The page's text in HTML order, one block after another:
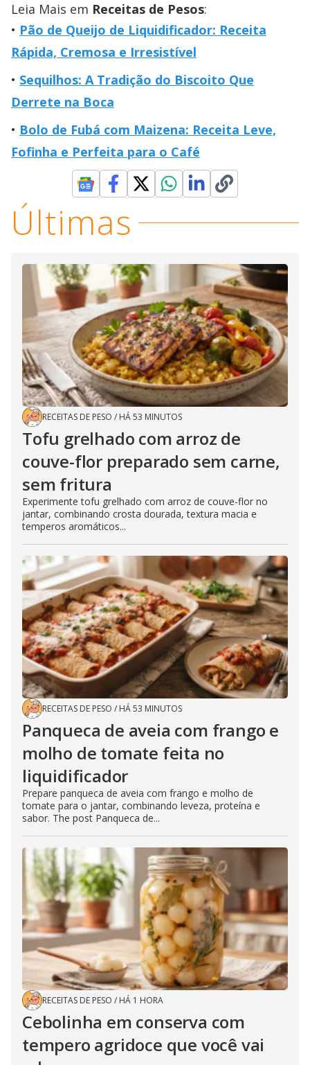
Leia Mais em Receitas de Pesos:
Pão de Queijo de Liquidificador: Receita
Rápida, Cremosa e Irresistível
Sequilhos: A Tradição do Biscoito Que
Derrete na Boca
Bolo de Fubá com Maizena: Receita Leve,
Fofinha e Perfeita para o Café
Últimas
RECEITAS DE PESO / HÁ 53 MINUTOS
Tofu grelhado com arroz de
couve-flor preparado sem carne,
sem fritura
Experimente tofu grelhado com arroz de couve-flor no
jantar, combinando crosta dourada, textura macia e
temperos aromáticos...
RECEITAS DE PESO / HÁ 53 MINUTOS
Panqueca de aveia com frango e
molho de tomate feita no
liquidificador
Prepare panqueca de aveia com frango e molho de
tomate para o jantar, combinando leveza, proteína e
sabor. The post Panqueca de...
RECEITAS DE PESO / HÁ 1 HORA
Cebolinha em conserva com
tempero agridoce que você vai